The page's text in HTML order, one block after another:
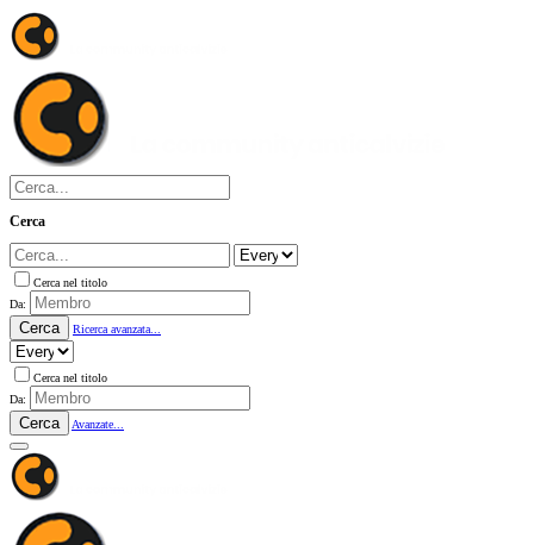
Cerca
Cerca nel titolo
Da:
Cerca Ricerca avanzata...
Cerca nel titolo
Da:
Cerca Avanzate...